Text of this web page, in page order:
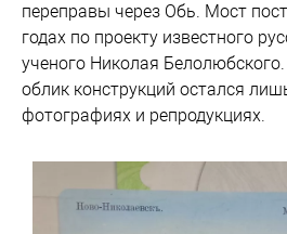
переправы через Обь. Мост
годах по проекту известного
ученого Николая
облик конструкций остался
фотографиях и репродукциях.